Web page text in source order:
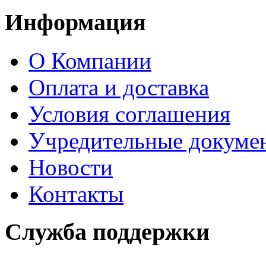
Информация
О Компании
Оплата и доставка
Условия соглашения
Учредительные
Новости
Контакты
Служба поддержки